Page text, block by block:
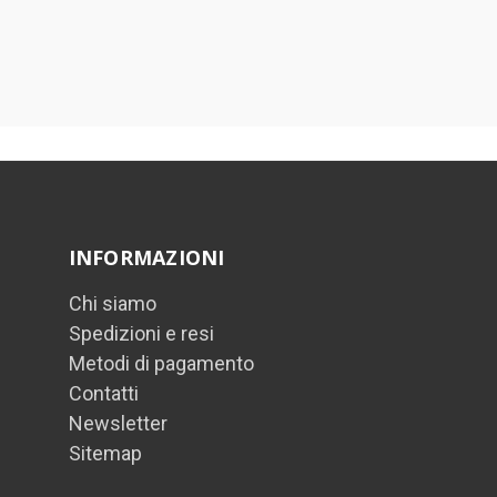
INFORMAZIONI
Chi siamo
Spedizioni e resi
Metodi di pagamento
Contatti
Newsletter
Sitemap